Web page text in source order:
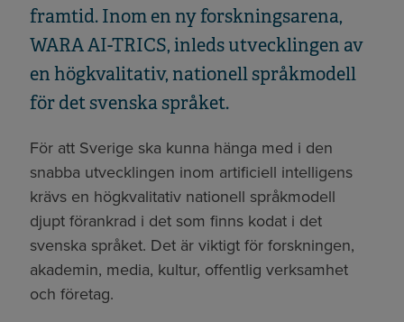
framtid. Inom en ny forskningsarena,
WARA AI-TRICS, inleds utvecklingen av
en högkvalitativ, nationell språkmodell
för det svenska språket.
För att Sverige ska kunna hänga med i den
snabba utvecklingen inom artificiell intelligens
krävs en högkvalitativ nationell språkmodell
djupt förankrad i det som finns kodat i det
svenska språket. Det är viktigt för forskningen,
akademin, media, kultur, offentlig verksamhet
och företag.